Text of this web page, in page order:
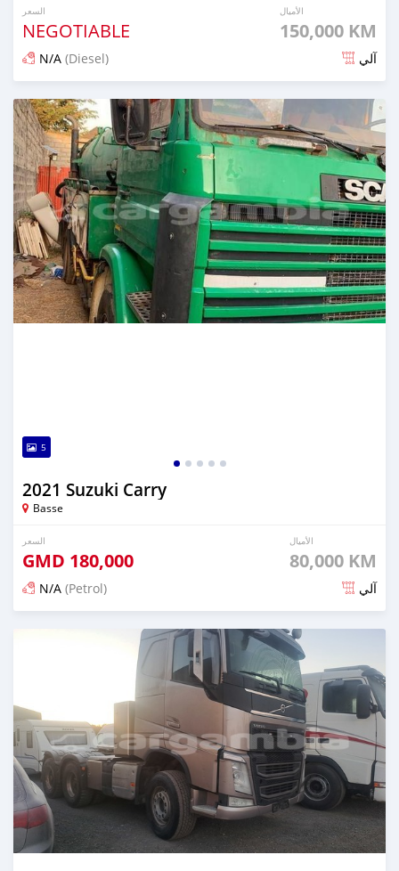
السعر
NEGOTIABLE
الأميال
150,000 KM
N/A (Diesel) آلي
تم النشر منذ أكثر من سنة مضت
5
2021 Suzuki Carry
Basse
السعر
GMD 180,000
الأميال
80,000 KM
N/A (Petrol) آلي
تم النشر منذ أكثر من سنتين مضت